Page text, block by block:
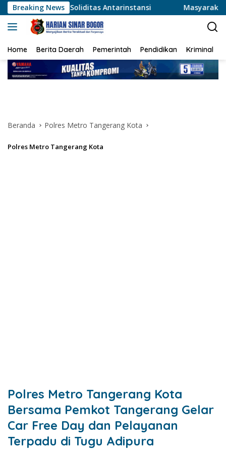
Langsung
ke
konten
Breaking News
Antarinstansi Masyarakat Dapat Jadwal Ukur
Home Berita Daerah Pemerintah Pendidikan Kriminal
Beranda Polres Metro Tangerang Kota
Polres Metro Tangerang Kota
Polres Metro Tangerang Kota
Bersama Pemkot Tangerang Gelar
Car Free Day dan Pelayanan
Terpadu di Tugu Adipura